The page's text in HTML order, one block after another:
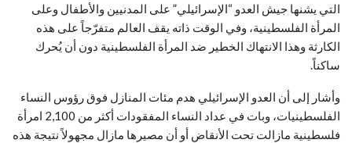
التي يشنها جيش العدو “الإسرائيلي” على المدنيين والأطفال وعلى
المرأة الفلسطينية، وفي الوقت ذاته يقف العالم متفرّجاً على هذه
الكارثة وهذا الانتهاك الخطير ضد المرأة الفلسطينية دون أن يُحرك
ساكناً.
وأشار إلى أن العدو الإسرائيلي هدم مئات المنازل فوق رؤوس النساء
الفلسطينيات، وبات في عداد النساء المفقودات أكثر من 2,100 امرأة
فلسطينية مازالت تحت الأنقاض أو أن مصيرها مازال مجهولاً نتيجة هذه